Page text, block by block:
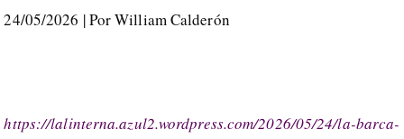
24/05/2026 | PorWilliam Calderón
https://lalinterna.azul2.wordpress.com/2026/05/24/la-barca-